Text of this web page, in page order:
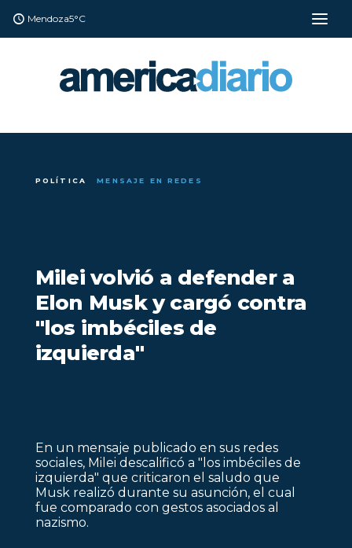
Mendoza5°C
POLÍTICA MENSAJE EN REDES
Milei volvió a defender a
Elon Musk y cargó contra
"los imbéciles de
izquierda"
En un mensaje publicado en sus redes
sociales, Milei descalificó a "los imbéciles de
izquierda" que criticaron el saludo que
Musk realizó durante su asunción, el cual
fue comparado con gestos asociados al
nazismo.